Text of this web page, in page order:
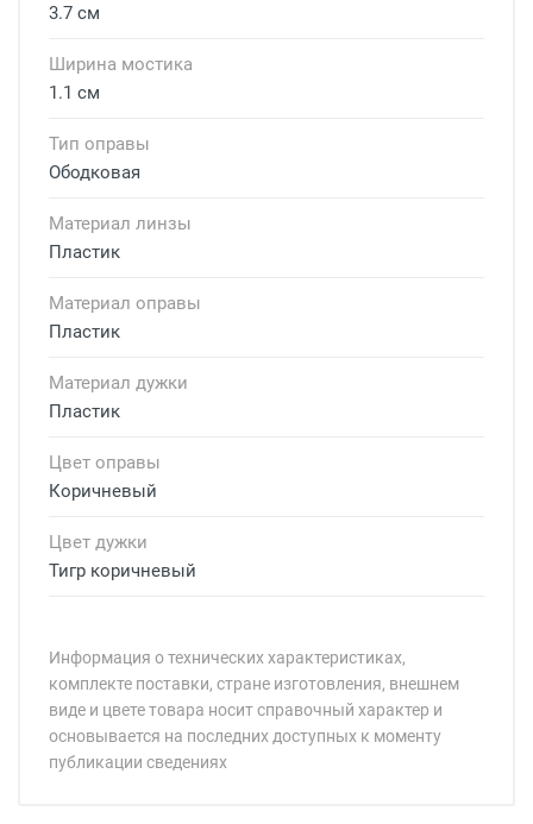
3.7 см
Ширина мостика
1.1 см
Тип оправы
Ободковая
Материал линзы
Пластик
Материал оправы
Пластик
Материал дужки
Пластик
Цвет оправы
Коричневый
Цвет дужки
Тигр коричневый
Информация о технических характеристиках,
комплекте поставки, стране изготовления, внешнем
виде и цвете товара носит справочный характер и
основывается на последних доступных к моменту
публикации сведениях